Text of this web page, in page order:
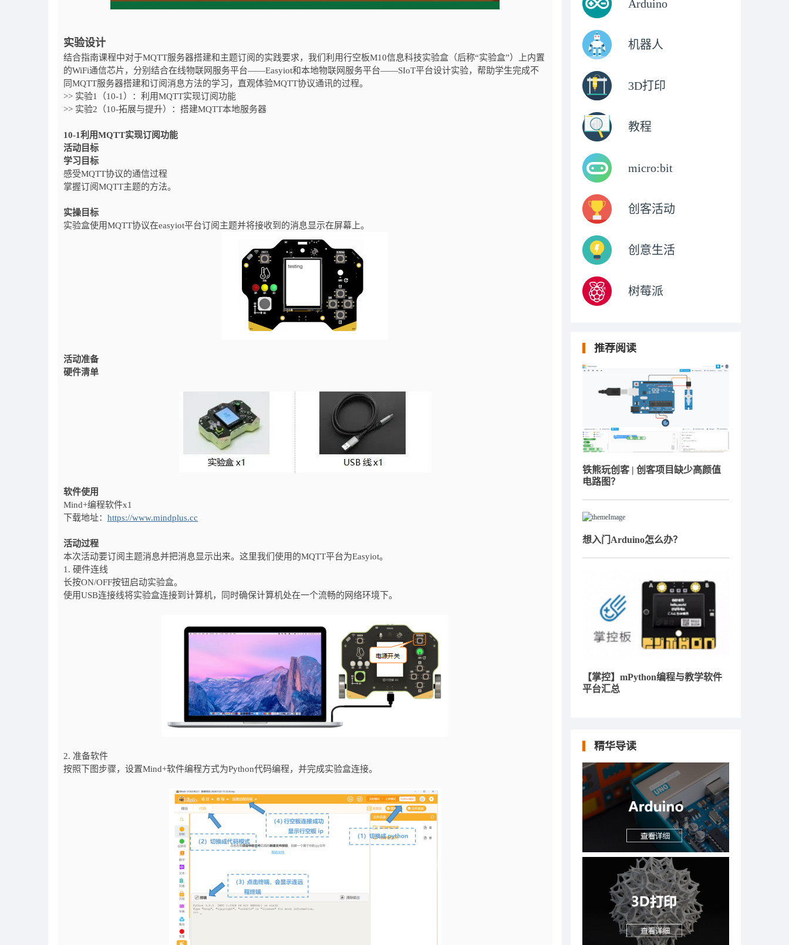
实验设计
结合指南课程中对于MQTT服务器搭建和主题订阅的实践要求，我们利用行空板M10信息科技实验盒（后称“实验盒”）上内置
的WiFi通信芯片，分别结合在线物联网服务平台——Easyiot和本地物联网服务平台——SIoT平台设计实验，帮助学生完成不
同MQTT服务器搭建和订阅消息方法的学习，直观体验MQTT协议通讯的过程。
>> 实验1（10-1）：利用MQTT实现订阅功能
>> 实验2（10-拓展与提升）：搭建MQTT本地服务器
10-1利用MQTT实现订阅功能
活动目标
学习目标
感受MQTT协议的通信过程
掌握订阅MQTT主题的方法。
实操目标
实验盒使用MQTT协议在easyiot平台订阅主题并将接收到的消息显示在屏幕上。
活动准备
硬件清单
软件使用
Mind+编程软件x1
下载地址： https://www.mindplus.cc
活动过程
本次活动要订阅主题消息并把消息显示出来。这里我们使用的MQTT平台为Easyiot。
1. 硬件连线
长按ON/OFF按钮启动实验盒。
使用USB连接线将实验盒连接到计算机，同时确保计算机处在一个流畅的网络环境下。
2. 准备软件
按照下图步骤，设置Mind+软件编程方式为Python代码编程，并完成实验盒连接。
Arduino
机器人
3D打印
教程
micro:bit
创客活动
创意生活
树莓派
推荐阅读
铁熊玩创客 | 创客项目缺少高颜值
电路图？
想入门Arduino怎么办？
【掌控】mPython编程与教学软件
平台汇总
精华导读